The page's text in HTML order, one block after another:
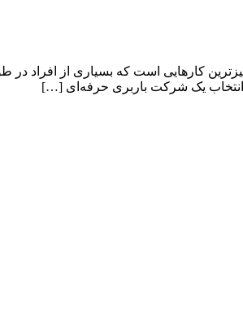
کارهایی است که بسیاری از افراد در
انتخاب یک شرکت باربری حرفه‌ای […]